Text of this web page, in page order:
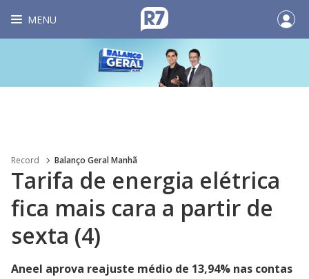
MENU
Record Balanço Geral Manhã
Tarifa de energia elétrica
fica mais cara a partir de
sexta (4)
Aneel aprova reajuste médio de 13,94% nas contas